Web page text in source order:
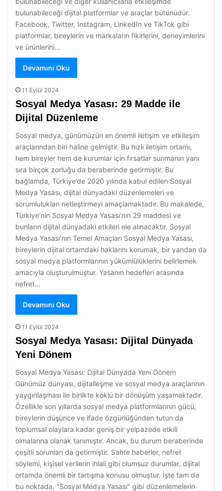
bulunabileceği dijital platformlar ve araçlar bütünüdür.
Facebook, Twitter, Instagram, LinkedIn ve TikTok gibi
platformlar, bireylerin ve markaların fikirlerini, deneyimlerini
ve ürünlerini…
Devamını Oku
11 Eylül 2024
Sosyal Medya Yasası: 29 Madde ile
Dijital Düzenleme
Sosyal medya, günümüzün en önemli iletişim ve etkileşim
araçlarından biri haline gelmiştir. Bu hızlı iletişim ortamı,
hem bireyler hem de kurumlar için fırsatlar sunmanın yanı
sıra birçok zorluğu da beraberinde getirmiştir. Bu
bağlamda, Türkiye’de 2020 yılında kabul edilen Sosyal
Medya Yasası, dijital dünyadaki düzenlemeleri ve
sorumlulukları netleştirmeyi amaçlamaktadır. Bu makalede,
Türkiye’nin Sosyal Medya Yasası’nın 29 maddesi ve
bunların dijital dünyadaki etkileri ele alınacaktır. Sosyal
Medya Yasası’nın Temel Amaçları Sosyal Medya Yasası,
bireylerin dijital ortamdaki haklarını korumak, bir yandan da
sosyal medya platformlarının yükümlülüklerini belirlemek
amacıyla oluşturulmuştur. Yasanın hedefleri arasında
nefret…
Devamını Oku
11 Eylül 2024
Sosyal Medya Yasası: Dijital Dünyada
Yeni Dönem
Sosyal Medya Yasası: Dijital Dünyada Yeni Dönem
Günümüz dünyası, dijitalleşme ve sosyal medya araçlarının
yaygınlaşması ile birlikte köklü bir dönüşüm yaşamaktadır.
Özellikle son yıllarda sosyal medya platformlarının gücü,
bireylerin düşünce ve ifade özgürlüğünden tutun da
toplumsal olaylara kadar geniş bir yelpazede etkili
olmalarına olanak tanımıştır. Ancak, bu durum beraberinde
çeşitli sorunları da getirmiştir. Sahte haberler, nefret
söylemi, kişisel verilerin ihlali gibi olumsuz durumlar, dijital
ortamda önemli bir tartışma konusu olmuştur. İşte tam da
bu noktada, "Sosyal Medya Yasası" gibi düzenlemelerin